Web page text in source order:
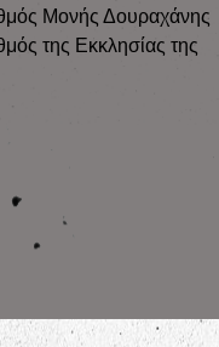
Μονής Δουραχάνης
της Εκκλησίας της